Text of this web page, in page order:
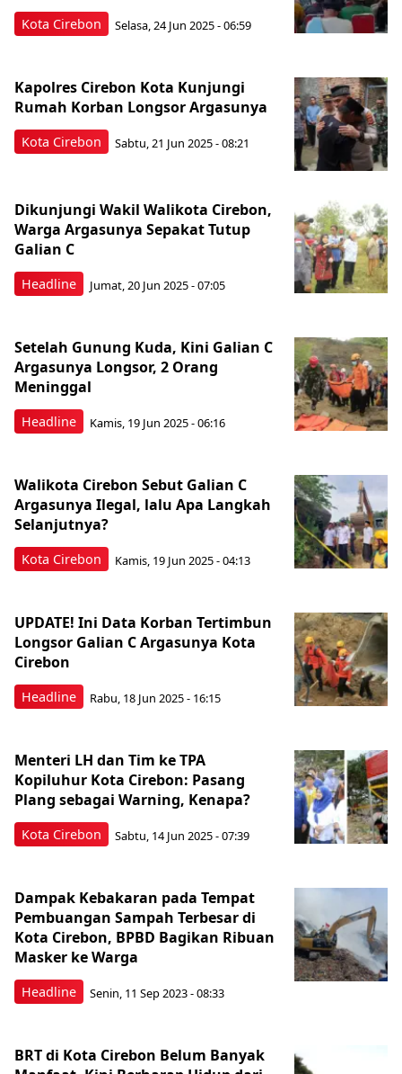
Kota Cirebon Selasa, 24 Jun 2025 - 06:59
Kota Cirebon
Kapolres Cirebon Kota Kunjungi
Rumah Korban Longsor Argasunya
Sabtu, 21 Jun 2025 - 08:21
Headline
Dikunjungi Wakil Walikota Cirebon,
Warga Argasunya Sepakat Tutup
Galian C
Jumat, 20 Jun 2025 - 07:05
Headline
Setelah Gunung Kuda, Kini Galian C
Argasunya Longsor, 2 Orang
Meninggal
Kamis, 19 Jun 2025 - 06:16
Kota Cirebon
Walikota Cirebon Sebut Galian C
Argasunya Ilegal, lalu Apa Langkah
Selanjutnya?
Kamis, 19 Jun 2025 - 04:13
Headline
UPDATE! Ini Data Korban Tertimbun
Longsor Galian C Argasunya Kota
Cirebon
Rabu, 18 Jun 2025 - 16:15
Kota Cirebon
Menteri LH dan Tim ke TPA
Kopiluhur Kota Cirebon: Pasang
Plang sebagai Warning, Kenapa?
Sabtu, 14 Jun 2025 - 07:39
Headline
Dampak Kebakaran pada Tempat
Pembuangan Sampah Terbesar di
Kota Cirebon, BPBD Bagikan Ribuan
Masker ke Warga
Senin, 11 Sep 2023 - 08:33
BRT di Kota Cirebon Belum Banyak